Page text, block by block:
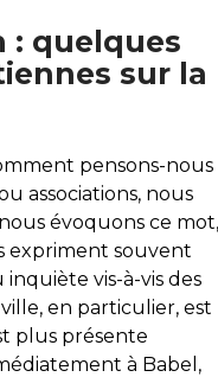
: quelques
sur la
pensons-nous
associations, nous
évoquons ce mot,
expriment souvent
vis-à-vis des
en particulier, est
plus présente
à Babel,